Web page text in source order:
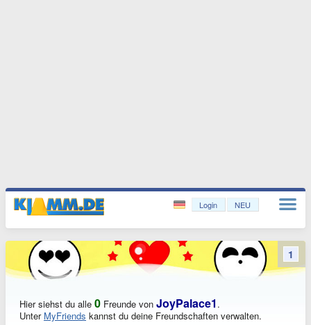
Login NEU
Hier siehst du alle 0 Freunde von JoyPalace1 .
Unter MyFriends kannst du deine Freundschaften verwalten.
1